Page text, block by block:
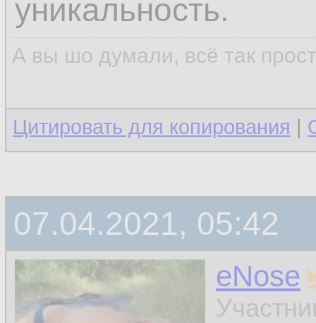
уникальность.
А вы шо думали, всё так
Цитировать для копирования |
07.04.2021, 05:42
eNose